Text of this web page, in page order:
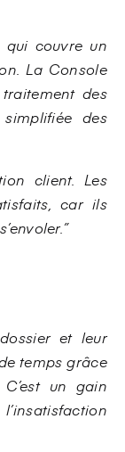
qui couvre un
La Console
des
des
client. Les
car ils
et leur
temps grâce
un gain